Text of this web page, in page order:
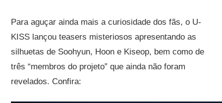
Para aguçar ainda mais a curiosidade dos fãs, o U-
KISS lançou teasers misteriosos apresentando as
silhuetas de Soohyun, Hoon e Kiseop, bem como de
três “membros do projeto” que ainda não foram
revelados. Confira: